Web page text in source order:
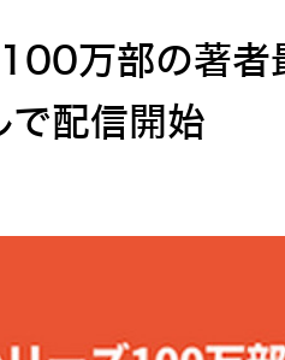
万部の著者
配信開始